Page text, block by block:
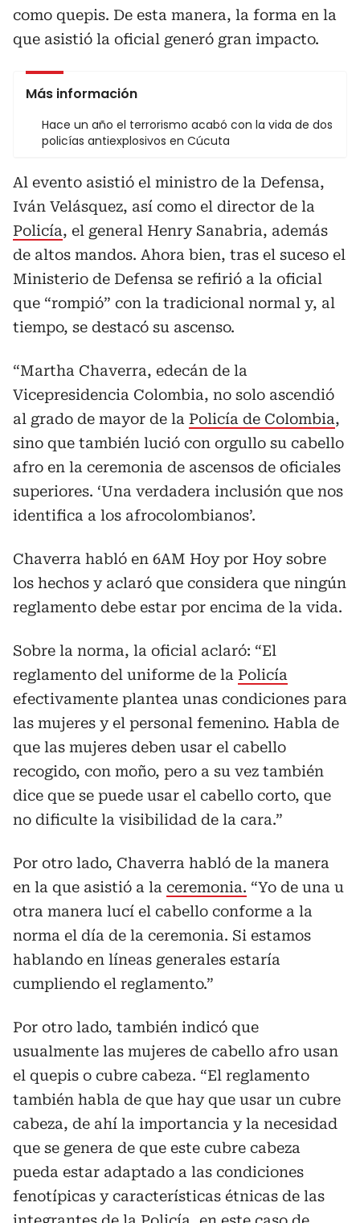
como quepis. De esta manera, la forma en la
que asistió la oficial generó gran impacto.
Más información
Hace un año el terrorismo acabó con la vida de dos
policías antiexplosivos en Cúcuta
Al evento asistió el ministro de la Defensa,
Iván Velásquez, así como el director de la
Policía, el general Henry Sanabria, además
de altos mandos. Ahora bien, tras el suceso el
Ministerio de Defensa se refirió a la oficial
que “rompió” con la tradicional normal y, al
tiempo, se destacó su ascenso.
“Martha Chaverra, edecán de la
Vicepresidencia Colombia, no solo ascendió
al grado de mayor de la Policía de Colombia,
sino que también lució con orgullo su cabello
afro en la ceremonia de ascensos de oficiales
superiores. ‘Una verdadera inclusión que nos
identifica a los afrocolombianos’.
Chaverra habló en 6AM Hoy por Hoy sobre
los hechos y aclaró que considera que ningún
reglamento debe estar por encima de la vida.
Sobre la norma, la oficial aclaró: “El
reglamento del uniforme de la Policía
efectivamente plantea unas condiciones para
las mujeres y el personal femenino. Habla de
que las mujeres deben usar el cabello
recogido, con moño, pero a su vez también
dice que se puede usar el cabello corto, que
no dificulte la visibilidad de la cara.”
Por otro lado, Chaverra habló de la manera
en la que asistió a la ceremonia. “Yo de una u
otra manera lucí el cabello conforme a la
norma el día de la ceremonia. Si estamos
hablando en líneas generales estaría
cumpliendo el reglamento.”
Por otro lado, también indicó que
usualmente las mujeres de cabello afro usan
el quepis o cubre cabeza. “El reglamento
también habla de que hay que usar un cubre
cabeza, de ahí la importancia y la necesidad
que se genera de que este cubre cabeza
pueda estar adaptado a las condiciones
fenotípicas y características étnicas de las